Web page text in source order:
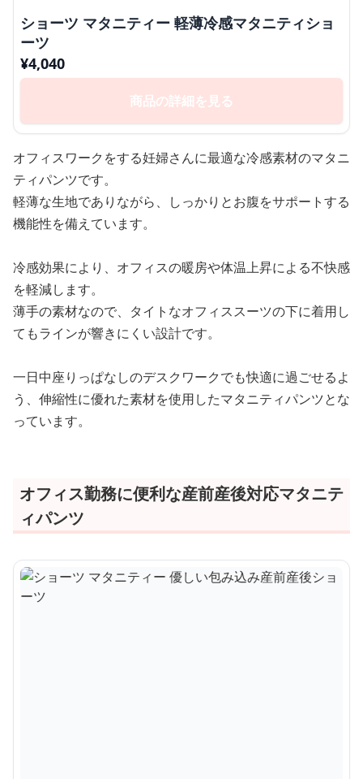
ショーツ マタニティー 軽薄冷感マタニティショ
ーツ
¥4,040
商品の詳細を見る
オフィスワークをする妊婦さんに最適な冷感素材のマタニ
ティパンツです。
軽薄な生地でありながら、しっかりとお腹をサポートする
機能性を備えています。
冷感効果により、オフィスの暖房や体温上昇による不快感
を軽減します。
薄手の素材なので、タイトなオフィススーツの下に着用し
てもラインが響きにくい設計です。
一日中座りっぱなしのデスクワークでも快適に過ごせるよ
う、伸縮性に優れた素材を使用したマタニティパンツとな
っています。
オフィス勤務に便利な産前産後対応マタニテ
ィパンツ